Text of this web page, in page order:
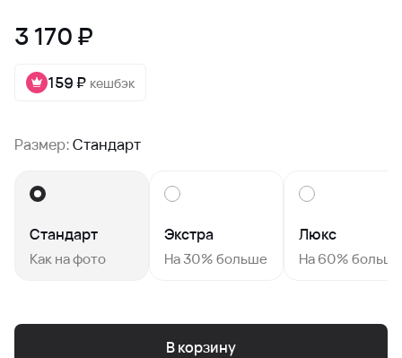
3 170 ₽
159 ₽ кешбэк
Размер:Стандарт
Стандарт
Как на фото
Экстра
На 30% больше
Люкс
На 60% больше
В корзину